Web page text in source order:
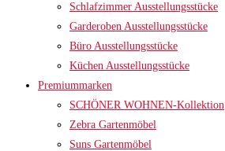
Schlafzimmer Ausstellungsstücke
Garderoben Ausstellungsstücke
Büro Ausstellungsstücke
Küchen Ausstellungsstücke
Premiummarken
SCHÖNER WOHNEN-Kollektion
Zebra Gartenmöbel
Suns Gartenmöbel